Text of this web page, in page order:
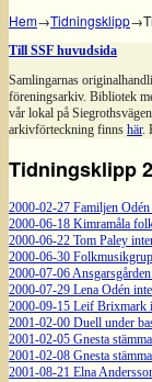
Hem→Tidningsklipp→
Till SSF huvudsida
Samlingarnas
föreningsarkiv. Bibliotek
vår lokal på
arkivförteckning finns här.
Tidningsklipp
2000-02-27 Familjen
2000-06-18 Kimramåla
2000-06-22 Tom Paley
2000-06-30
2000-07-06
2000-07-29 Lena Odén
2000-09-15 Leif Brixmark
2001-02-00 Duell under
2001-02-05 Gnesta
2001-02-08 Gnesta
2001-08-21 Elna